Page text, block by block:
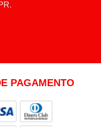
PAGAMENTO